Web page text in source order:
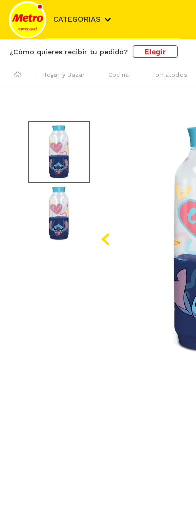
CATEGORIAS
¿Cómo quieres recibir tu pedido? Elegir
Hogar y Bazar Cocina Tomatodos